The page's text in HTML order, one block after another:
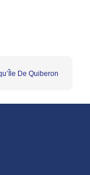
De Quiberon